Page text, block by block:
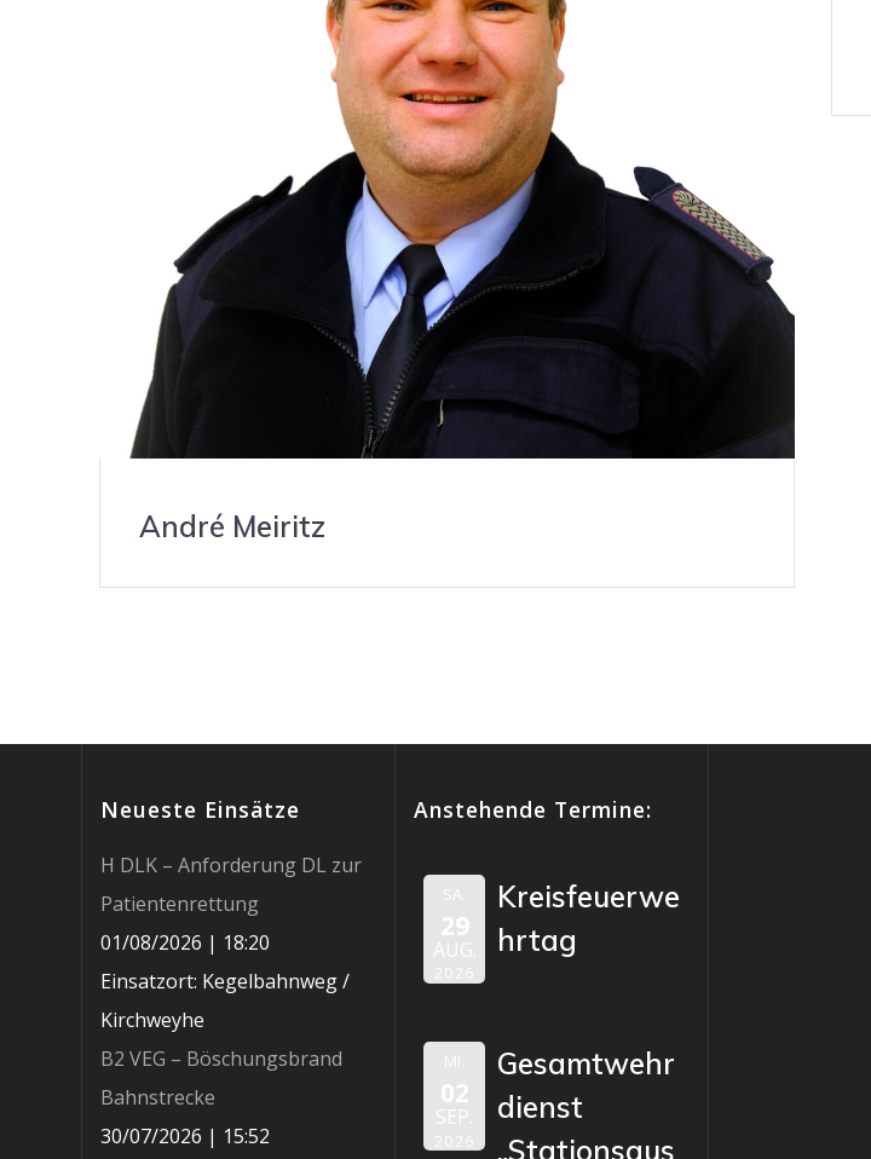
André Meiritz
Neueste Einsätze
H DLK – Anforderung DL zur
Patientenrettung
01/08/2026 | 18:20
Einsatzort: Kegelbahnweg /
Kirchweyhe
B2 VEG – Böschungsbrand
Bahnstrecke
30/07/2026 | 15:52
Anstehende Termine:
SA.
29
AUG.
2026
Kreisfeuerwe
hrtag
MI.
02
SEP.
2026
Gesamtwehr
dienst
„Stationsaus